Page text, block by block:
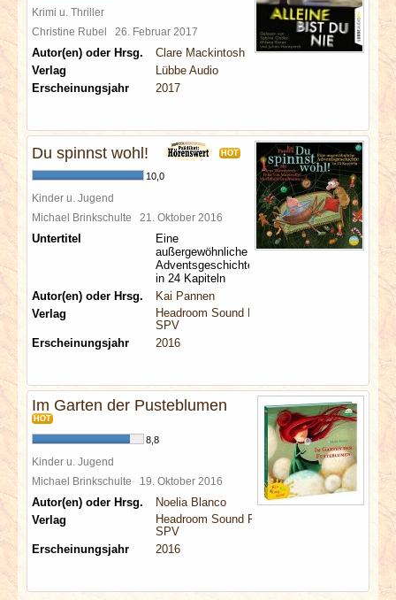
Krimi u. Thriller
Christine Rubel 26. Februar 2017
Autor(en) oder Hrsg.
Clare Mackintosh
Verlag
Lübbe Audio
Erscheinungsjahr
2017
Du spinnst wohl! HOT
10,0
Kinder u. Jugend
Michael Brinkschulte 21. Oktober 2016
Untertitel
Eine
außergewöhnliche
Adventsgeschichte
in 24 Kapiteln
Autor(en) oder Hrsg.
Kai Pannen
Verlag
Headroom Sound Production
SPV
Erscheinungsjahr
2016
Im Garten der Pusteblumen
HOT
8,8
Kinder u. Jugend
Michael Brinkschulte 19. Oktober 2016
Autor(en) oder Hrsg.
Noelia Blanco
Verlag
Headroom Sound Production
SPV
Erscheinungsjahr
2016